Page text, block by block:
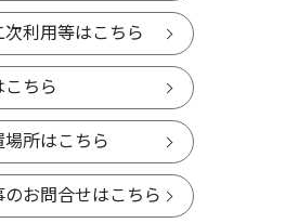
次利用等はこちら
ちら
所はこちら
のお問合せはこちら